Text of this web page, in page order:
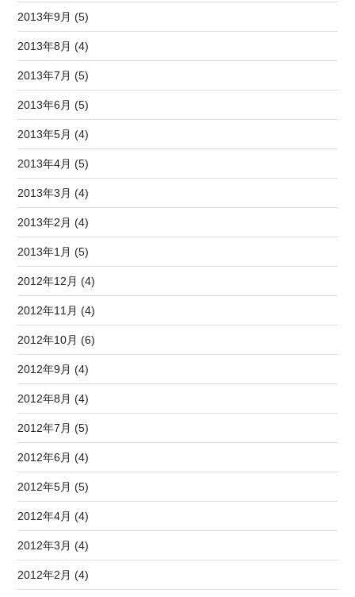
2013年9月 (5)
2013年8月 (4)
2013年7月 (5)
2013年6月 (5)
2013年5月 (4)
2013年4月 (5)
2013年3月 (4)
2013年2月 (4)
2013年1月 (5)
2012年12月 (4)
2012年11月 (4)
2012年10月 (6)
2012年9月 (4)
2012年8月 (4)
2012年7月 (5)
2012年6月 (4)
2012年5月 (5)
2012年4月 (4)
2012年3月 (4)
2012年2月 (4)